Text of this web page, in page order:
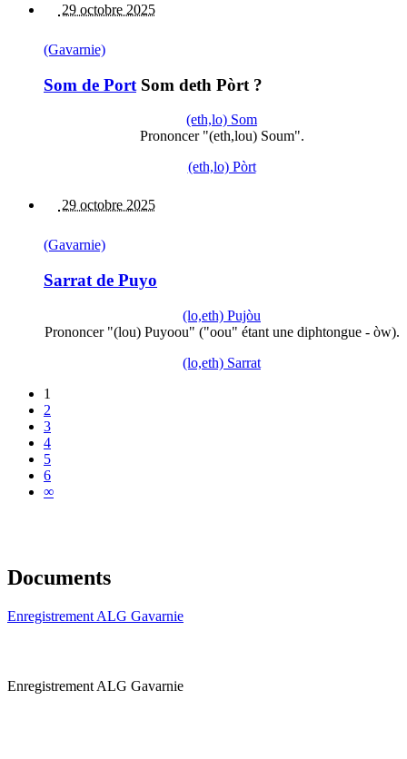
29 octobre 2025
(Gavarnie)
Som de Port Som deth Pòrt ?
(eth,lo) Som
Prononcer "(eth,lou) Soum".
(eth,lo) Pòrt
29 octobre 2025
(Gavarnie)
Sarrat de Puyo
(lo,eth) Pujòu
Prononcer "(lou) Puyoou" ("oou" étant une diphtongue - òw).
(lo,eth) Sarrat
1
2
3
4
5
6
∞
Documents
Enregistrement ALG Gavarnie
Enregistrement ALG Gavarnie